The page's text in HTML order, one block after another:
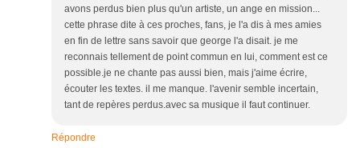
avons perdus bien plus qu'un artiste, un ange en mission...
cette phrase dite à ces proches, fans, je l'a dis à mes amies
en fin de lettre sans savoir que george l'a disait. je me
reconnais tellement de point commun en lui, comment est ce
possible.je ne chante pas aussi bien, mais j'aime écrire,
écouter les textes. il me manque. l'avenir semble incertain,
tant de repères perdus.avec sa musique il faut continuer.
Répondre